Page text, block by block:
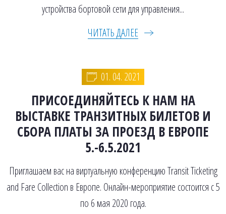
устройства бортовой сети для управления...
ЧИТАТЬ ДАЛЕЕ
01. 04. 2021
ПРИСОЕДИНЯЙТЕСЬ К НАМ НА
ВЫСТАВКЕ ТРАНЗИТНЫХ БИЛЕТОВ И
СБОРА ПЛАТЫ ЗА ПРОЕЗД В ЕВРОПЕ
5.-6.5.2021
Приглашаем вас на виртуальную конференцию Transit Ticketing
and Fare Collection в Европе. Онлайн-мероприятие состоится с 5
по 6 мая 2020 года.